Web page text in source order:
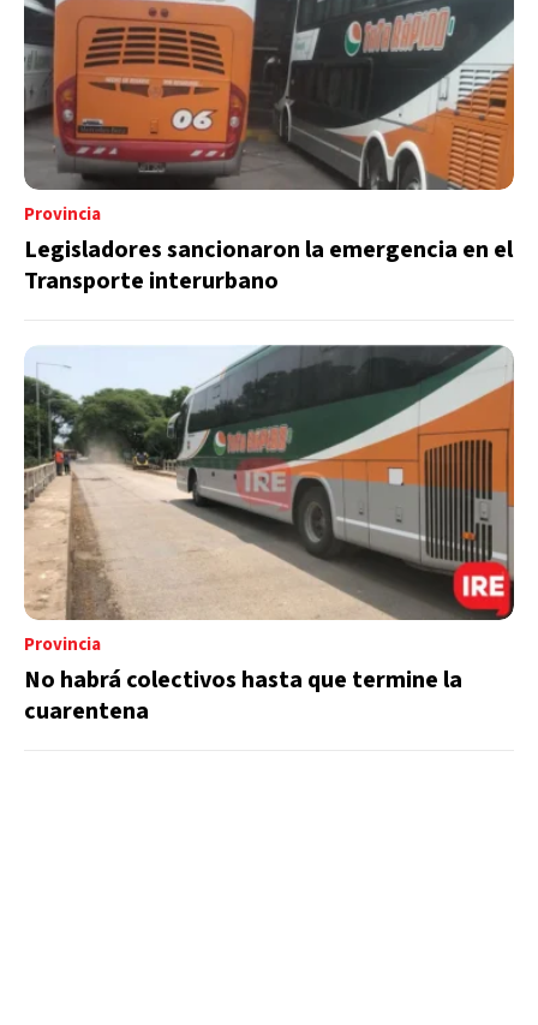
Provincia
Legisladores sancionaron la emergencia en el
Transporte interurbano
Provincia
No habrá colectivos hasta que termine la
cuarentena